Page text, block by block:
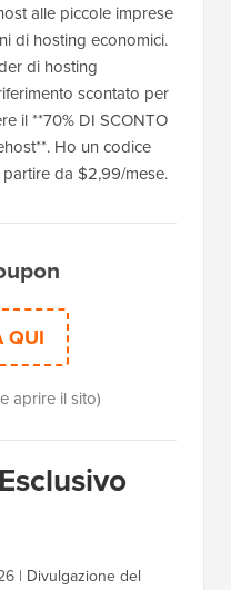
alle piccole imprese
di hosting economici.
di hosting
scontato per
il **70% DI SCONTO
Ho un codice
da $2,99/mese.
QUI
aprire il sito)
| Divulgazione del